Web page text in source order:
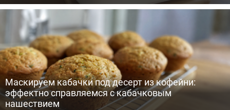
Маскируем кабачки под десерт из кофейни:
эффектно справляемся с кабачковым
нашествием